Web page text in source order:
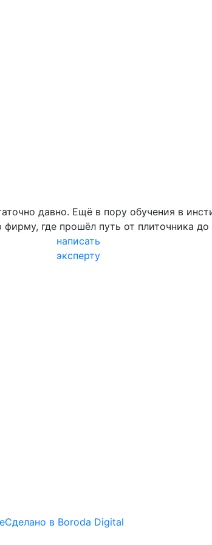
давно. Ещё в пору обучения в
где прошёл путь от плиточника
написать
эксперту
Сделано в Boroda Digital